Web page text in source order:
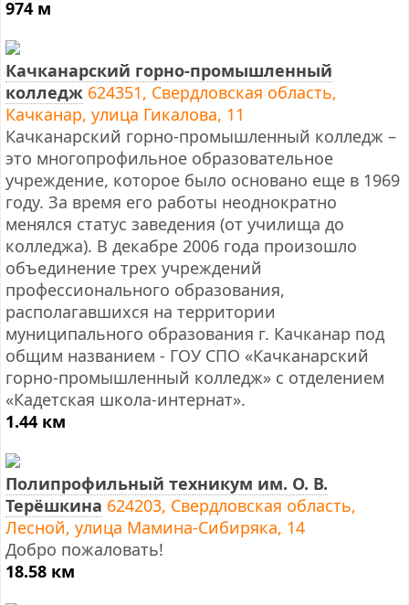
974 м
Качканарский горно-промышленный
колледж 624351, Свердловская область,
Качканар, улица Гикалова, 11
Качканарский горно-промышленный колледж –
это многопрофильное образовательное
учреждение, которое было основано еще в 1969
году. За время его работы неоднократно
менялся статус заведения (от училища до
колледжа). В декабре 2006 года произошло
объединение трех учреждений
профессионального образования,
располагавшихся на территории
муниципального образования г. Качканар под
общим названием - ГОУ СПО «Качканарский
горно-промышленный колледж» с отделением
«Кадетская школа-интернат».
1.44 км
Полипрофильный техникум им. О. В.
Терёшкина 624203, Свердловская область,
Лесной, улица Мамина-Сибиряка, 14
Добро пожаловать!
18.58 км